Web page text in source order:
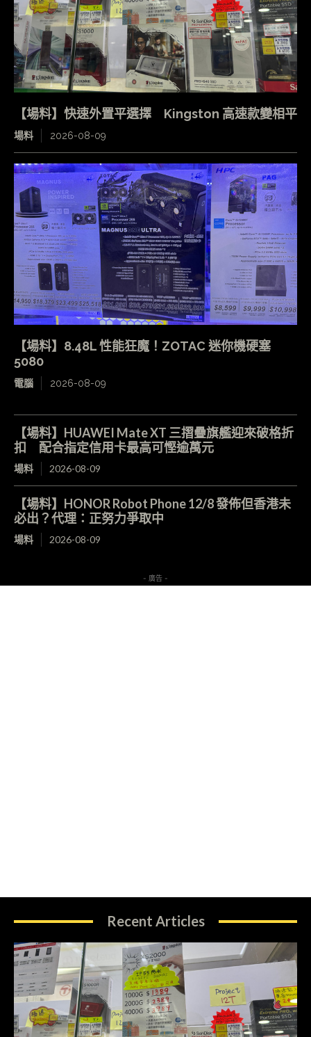
【場料】快速外置平選擇 Kingston 高速款變相平
場料 2026-08-09
【場料】8.48L 性能狂魔！ZOTAC 迷你機硬塞
5080
電腦 2026-08-09
【場料】HUAWEI Mate XT 三摺疊旗艦迎來破格折
扣 配合指定信用卡最高可慳逾萬元
場料 2026-08-09
【場料】HONOR Robot Phone 12/8 發佈但香港未
必出？代理：正努力爭取中
場料 2026-08-09
- 廣告 -
Recent Articles